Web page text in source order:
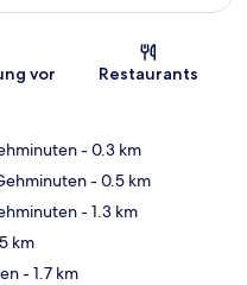
vor
Restaurants
- 0.3 km
- 0.5 km
- 1.3 km
km
- 1.7 km